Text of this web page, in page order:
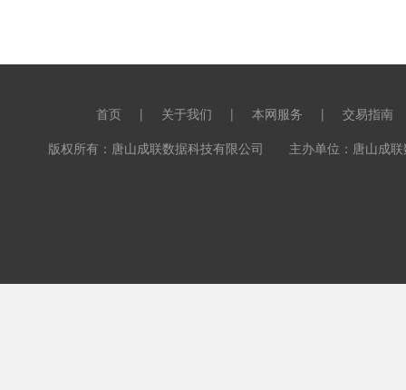
首页 | 关于我们 | 本网服务 |
交易指南
版权所有：唐山成联数据科技有限公司 主办单位：唐山成